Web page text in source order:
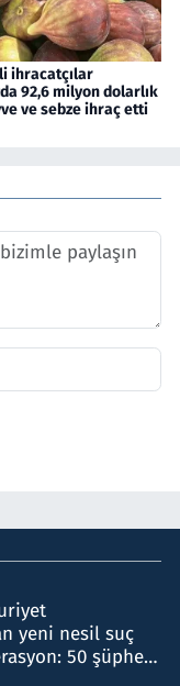
ihracatçılar
92,6 milyon dolarlık
ve sebze ihraç etti
yeni nesil suç
50 şüpheli